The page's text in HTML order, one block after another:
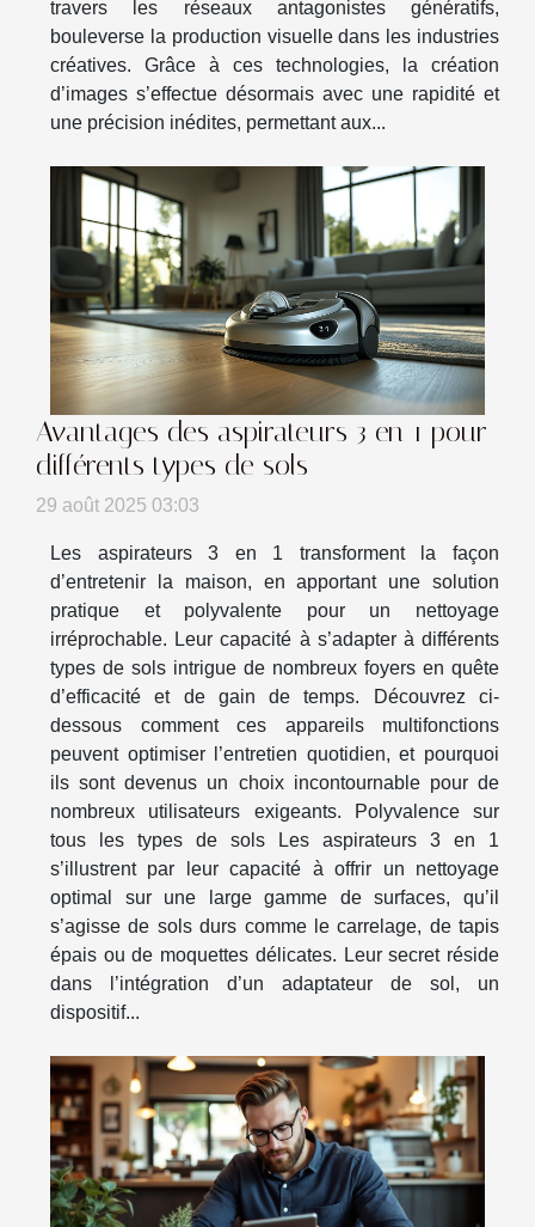
travers les réseaux antagonistes génératifs,
bouleverse la production visuelle dans les industries
créatives. Grâce à ces technologies, la création
d’images s’effectue désormais avec une rapidité et
une précision inédites, permettant aux...
Avantages des aspirateurs 3 en 1 pour
différents types de sols
29 août 2025 03:03
Les aspirateurs 3 en 1 transforment la façon
d’entretenir la maison, en apportant une solution
pratique et polyvalente pour un nettoyage
irréprochable. Leur capacité à s’adapter à différents
types de sols intrigue de nombreux foyers en quête
d’efficacité et de gain de temps. Découvrez ci-
dessous comment ces appareils multifonctions
peuvent optimiser l’entretien quotidien, et pourquoi
ils sont devenus un choix incontournable pour de
nombreux utilisateurs exigeants. Polyvalence sur
tous les types de sols Les aspirateurs 3 en 1
s’illustrent par leur capacité à offrir un nettoyage
optimal sur une large gamme de surfaces, qu’il
s’agisse de sols durs comme le carrelage, de tapis
épais ou de moquettes délicates. Leur secret réside
dans l’intégration d’un adaptateur de sol, un
dispositif...